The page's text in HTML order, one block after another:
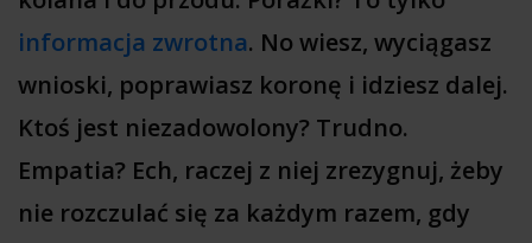
informacja zwrotna. No wiesz, wyciągasz
wnioski, poprawiasz koronę i idziesz dalej.
Ktoś jest niezadowolony? Trudno.
Empatia? Ech, raczej z niej zrezygnuj, żeby
nie rozczulać się za każdym razem, gdy